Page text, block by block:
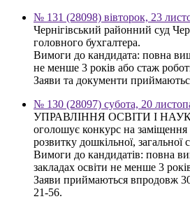
№ 131 (28098) вівторок, 23
Чернігівський районний суд
головного бухгалтера.
Вимоги до кандидата: повна
не менше 3 років або стаж
Заяви та документи
№ 130 (28097) субота, 20
УПРАВЛІННЯ ОСВІТИ І
оголошує конкурс на заміщення
розвитку дошкільної, загальної
Вимоги до кандидатів: повна
закладах освіти не менше 3
Заяви приймаються впродовж
21-56.